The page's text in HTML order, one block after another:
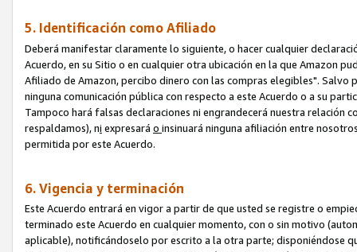
5. Identificación como Afiliado
Deberá manifestar claramente lo siguiente, o hacer cualquier
Acuerdo, en su Sitio o en cualquier otra ubicación en la que Amazon
Afiliado de Amazon, percibo dinero con las compras elegibles". Salvo
ninguna comunicación pública con respecto a este Acuerdo o a su
Tampoco hará falsas declaraciones ni engrandecerá nuestra relación
respaldamos), ni expresará o insinuará ninguna afiliación entre
permitida por este Acuerdo.
6. Vigencia y terminación
Este Acuerdo entrará en vigor a partir de que usted se registre o
terminado este Acuerdo en cualquier momento, con o sin motivo
aplicable), notificándoselo por escrito a la otra parte; disponiéndose